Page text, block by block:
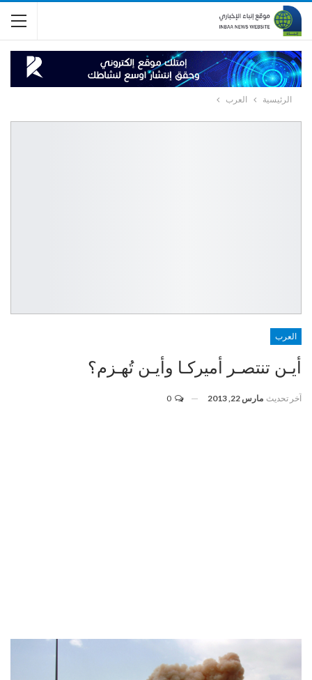
الرئيسية العرب
العرب
أيـن تنتصـر أميركـا وأيـن تُهـزم؟
آخر تحديث مارس 22, 2013